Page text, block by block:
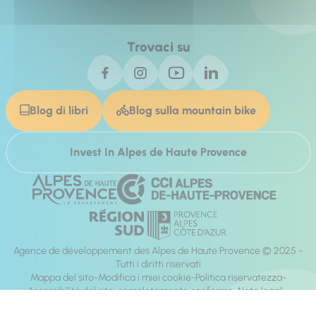
Trovaci su
Blog di libri Blog sulla mountain bike
Invest In Alpes de Haute Provence
Agence de développement des Alpes de Haute Provence © 2025 -
Tutti i diritti riservati
Mappa del sito Modifica i miei cookie Politica riservatezza
Accessibilità del sito: completamente conforme Note legali